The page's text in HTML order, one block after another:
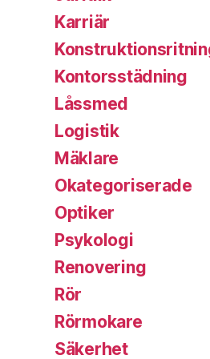
Karriär
Kontorsstädning
Låssmed
Logistik
Mäklare
Okategoriserade
Optiker
Psykologi
Renovering
Rör
Rörmokare
Säkerhet